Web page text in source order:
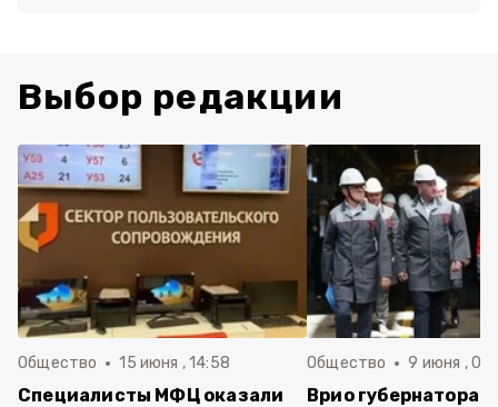
Выбор редакции
Общество 15 июня , 14:58
Специалисты МФЦ оказали
Общество 9 июня ,
Врио губернатора